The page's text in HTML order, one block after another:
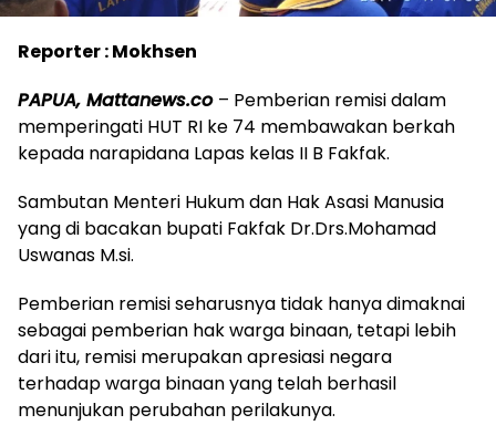
Reporter : Mokhsen
PAPUA, Mattanews.co – Pemberian remisi dalam
memperingati HUT RI ke 74 membawakan berkah
kepada narapidana Lapas kelas II B Fakfak.
Sambutan Menteri Hukum dan Hak Asasi Manusia
yang di bacakan bupati Fakfak Dr.Drs.Mohamad
Uswanas M.si.
Pemberian remisi seharusnya tidak hanya dimaknai
sebagai pemberian hak warga binaan, tetapi lebih
dari itu, remisi merupakan apresiasi negara
terhadap warga binaan yang telah berhasil
menunjukan perubahan perilakunya.